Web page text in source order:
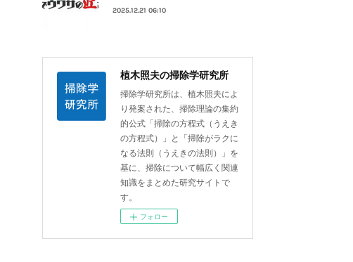
2025.12.21 06:10
植木照夫の掃除学研究所
掃除学研究所は、植木照夫によ
り発案された、掃除理論の集約
的公式「掃除の方程式（うえき
の方程式）」と「掃除がラクに
なる法則（うえきの法則）」を
基に、掃除について幅広く関連
知識をまとめた研究サイトで
す。
フォロー